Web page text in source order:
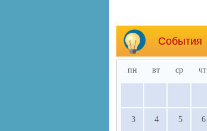
События
пн вт ср чт
3 4 5 6